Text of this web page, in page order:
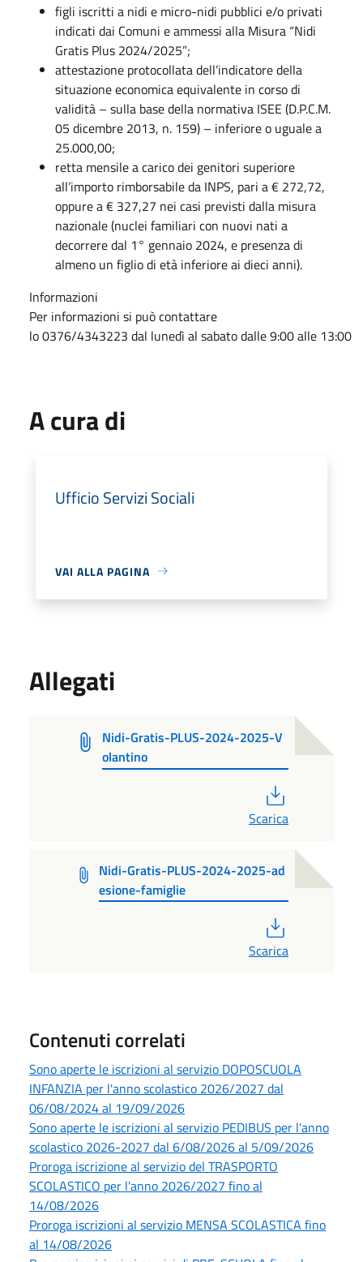
figli iscritti a nidi e micro-nidi pubblici e/o privati
indicati dai Comuni e ammessi alla Misura “Nidi
Gratis Plus 2024/2025”;
attestazione protocollata dell’indicatore della
situazione economica equivalente in corso di
validità – sulla base della normativa ISEE (D.P.C.M.
05 dicembre 2013, n. 159) – inferiore o uguale a
25.000,00;
retta mensile a carico dei genitori superiore
all’importo rimborsabile da INPS, pari a € 272,72,
oppure a € 327,27 nei casi previsti dalla misura
nazionale (nuclei familiari con nuovi nati a
decorrere dal 1° gennaio 2024, e presenza di
almeno un figlio di età inferiore ai dieci anni).
Informazioni
Per informazioni si può contattare
lo 0376/4343223 dal lunedì al sabato dalle 9:00 alle 13:00
A cura di
Ufficio Servizi Sociali
VAI ALLA PAGINA
Allegati
Nidi-Gratis-PLUS-2024-2025-V
olantino
Scarica
Nidi-Gratis-PLUS-2024-2025-ad
esione-famiglie
Scarica
Contenuti correlati
Sono aperte le iscrizioni al servizio DOPOSCUOLA
INFANZIA per l'anno scolastico 2026/2027 dal
06/08/2024 al 19/09/2026
Sono aperte le iscrizioni al servizio PEDIBUS per l'anno
scolastico 2026-2027 dal 6/08/2026 al 5/09/2026
Proroga iscrizione al servizio del TRASPORTO
SCOLASTICO per l'anno 2026/2027 fino al
14/08/2026
Proroga iscrizioni al servizio MENSA SCOLASTICA fino
al 14/08/2026